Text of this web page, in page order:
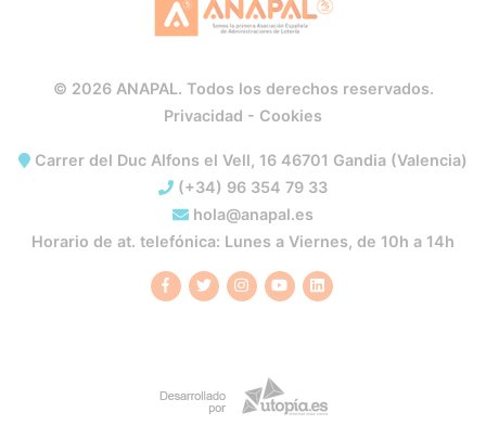
© 2026 ANAPAL. Todos los derechos reservados.
Privacidad - Cookies
Carrer del Duc Alfons el Vell, 16 46701 Gandia (Valencia)
(+34) 96 354 79 33
hola@anapal.es
Horario de at. telefónica: Lunes a Viernes, de 10h a 14h